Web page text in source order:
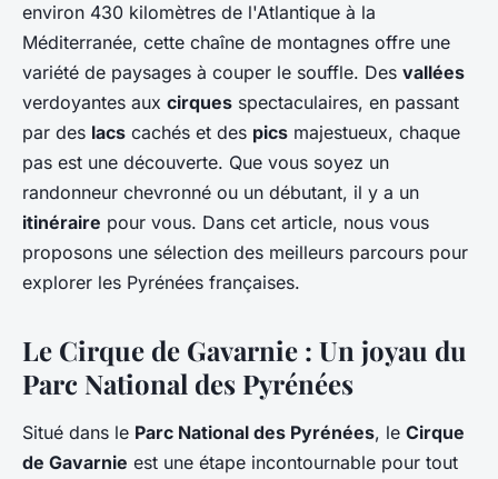
environ 430 kilomètres de l'Atlantique à la
Méditerranée, cette chaîne de montagnes offre une
variété de paysages à couper le souffle. Des vallées
verdoyantes aux cirques spectaculaires, en passant
par des lacs cachés et des pics majestueux, chaque
pas est une découverte. Que vous soyez un
randonneur chevronné ou un débutant, il y a un
itinéraire pour vous. Dans cet article, nous vous
proposons une sélection des meilleurs parcours pour
explorer les Pyrénées françaises.
Le Cirque de Gavarnie : Un joyau du
Parc National des Pyrénées
Situé dans le Parc National des Pyrénées, le Cirque
de Gavarnie est une étape incontournable pour tout